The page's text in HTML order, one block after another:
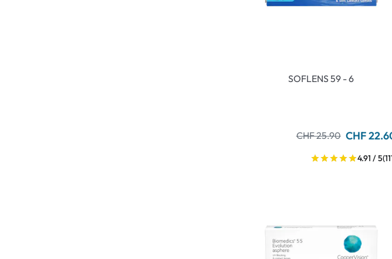
SOFLENS 59 - 6
CHF 25.90 CHF
4.91 / 5